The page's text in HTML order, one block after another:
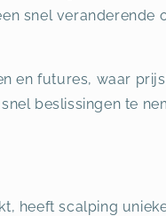
snel veranderende
en futures, waar
beslissingen te
heeft scalping